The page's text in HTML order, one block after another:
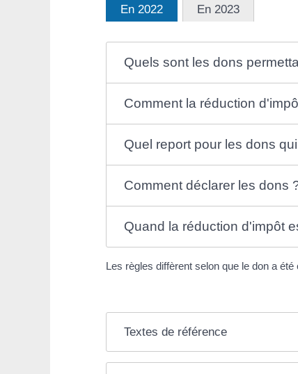
En 2022 En 2023
Quels sont les dons
Comment la réduction
Quel report pour les dons
Comment déclarer les dons
Quand la réduction d'impôt
Les règles diffèrent selon que le don a
Textes de référence